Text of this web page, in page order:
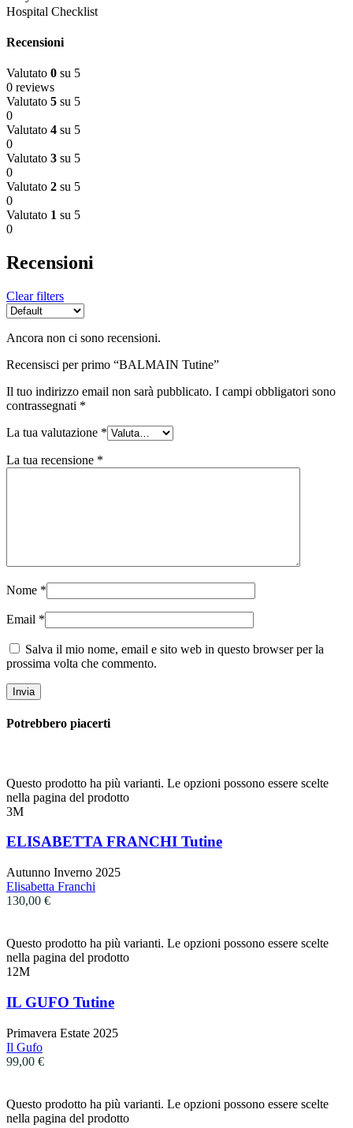
Hospital Checklist
Recensioni
Valutato 0 su 5
0 reviews
Valutato 5 su 5
0
Valutato 4 su 5
0
Valutato 3 su 5
0
Valutato 2 su 5
0
Valutato 1 su 5
0
Recensioni
Clear filters
Ancora non ci sono recensioni.
Recensisci per primo “BALMAIN Tutine”
Il tuo indirizzo email non sarà pubblicato. I campi obbligatori sono
contrassegnati *
La tua valutazione *
La tua recensione *
Nome *
Email *
Salva il mio nome, email e sito web in questo browser per la
prossima volta che commento.
Potrebbero piacerti
Questo prodotto ha più varianti. Le opzioni possono essere scelte
nella pagina del prodotto
3M
ELISABETTA FRANCHI Tutine
Autunno Inverno 2025
Elisabetta Franchi
130,00 €
Questo prodotto ha più varianti. Le opzioni possono essere scelte
nella pagina del prodotto
12M
IL GUFO Tutine
Primavera Estate 2025
Il Gufo
99,00 €
Questo prodotto ha più varianti. Le opzioni possono essere scelte
nella pagina del prodotto